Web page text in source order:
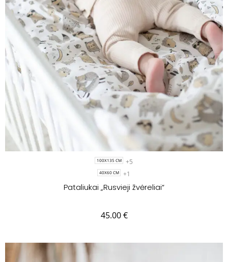
100X135 CM +5
40X60 CM +1
Pataliukai „Rusvieji žvėreliai“
45.00€